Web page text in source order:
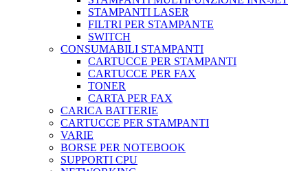
STAMPANTI LASER
FILTRI PER STAMPANTE
SWITCH
CONSUMABILI STAMPANTI
CARTUCCE PER STAMPANTI
CARTUCCE PER FAX
TONER
CARTA PER FAX
CARICA BATTERIE
CARTUCCE PER STAMPANTI
VARIE
BORSE PER NOTEBOOK
SUPPORTI CPU